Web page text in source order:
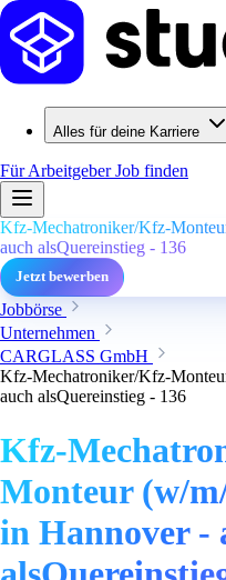
Alles für deine Karriere
Für ArbeitgeberJob finden
Kfz-Mechatroniker/Kfz-
auch alsQuereinstieg - 136
Jetzt bewerben
Jobbörse
Unternehmen
CARGLASS GmbH
Kfz-Mechatroniker/Kfz-
auch alsQuereinstieg - 136
Kfz-
Monteur (w/
in Hannover -